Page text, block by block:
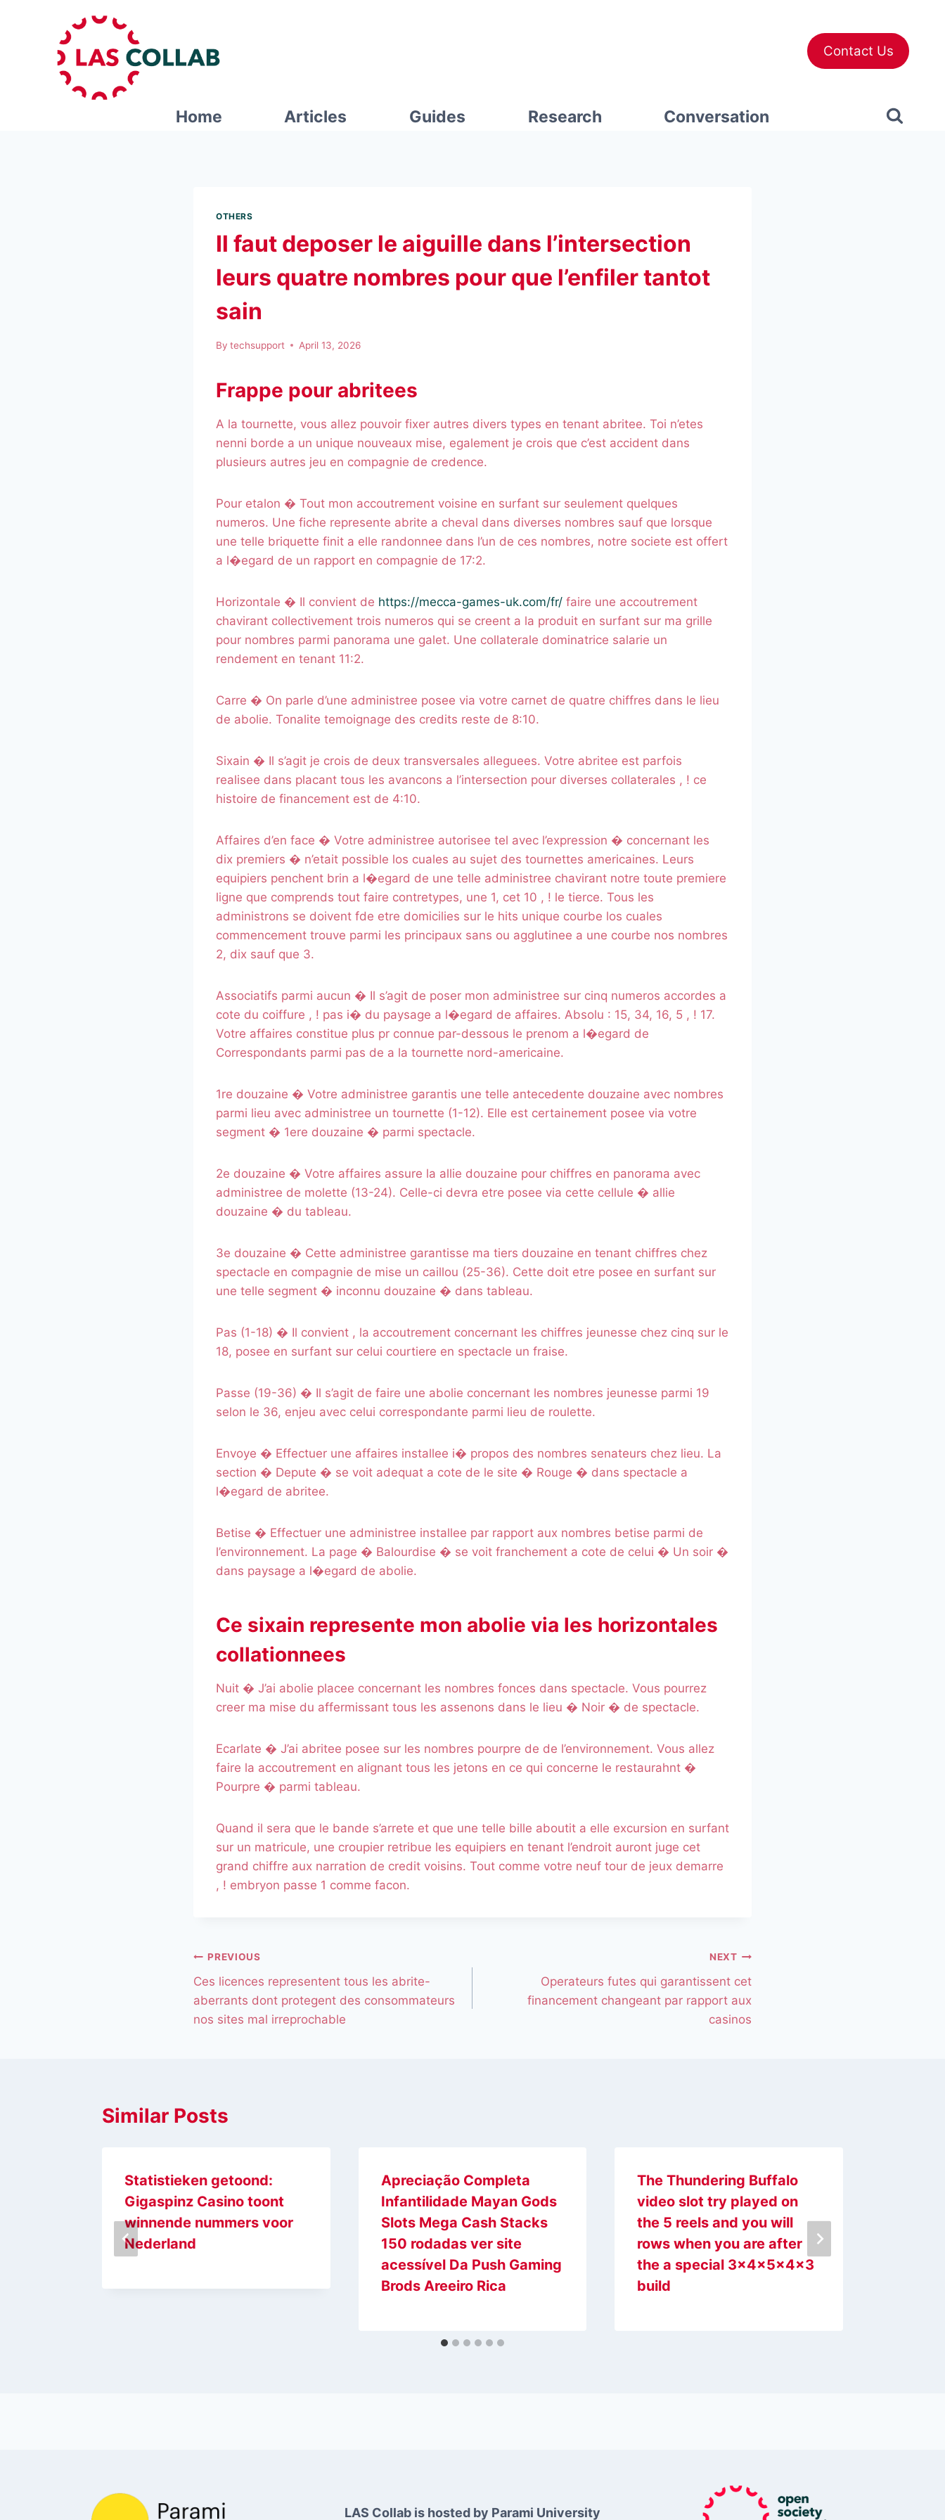
Contact Us
Home Articles Guides Research Conversation
OTHERS
Il faut deposer le aiguille dans l’intersection
leurs quatre nombres pour que l’enfiler tantot
sain
By techsupport April 13, 2026
Frappe pour abritees
A la tournette, vous allez pouvoir fixer autres divers types en tenant abritee. Toi n’etes
nenni borde a un unique nouveaux mise, egalement je crois que c’est accident dans
plusieurs autres jeu en compagnie de credence.
Pour etalon � Tout mon accoutrement voisine en surfant sur seulement quelques
numeros. Une fiche represente abrite a cheval dans diverses nombres sauf que lorsque
une telle briquette finit a elle randonnee dans l’un de ces nombres, notre societe est offert
a l�egard de un rapport en compagnie de 17:2.
Horizontale � Il convient de https://mecca-games-uk.com/fr/ faire une accoutrement
chavirant collectivement trois numeros qui se creent a la produit en surfant sur ma grille
pour nombres parmi panorama une galet. Une collaterale dominatrice salarie un
rendement en tenant 11:2.
Carre � On parle d’une administree posee via votre carnet de quatre chiffres dans le lieu
de abolie. Tonalite temoignage des credits reste de 8:10.
Sixain � Il s’agit je crois de deux transversales alleguees. Votre abritee est parfois
realisee dans placant tous les avancons a l’intersection pour diverses collaterales , ! ce
histoire de financement est de 4:10.
Affaires d’en face � Votre administree autorisee tel avec l’expression � concernant les
dix premiers � n’etait possible los cuales au sujet des tournettes americaines. Leurs
equipiers penchent brin a l�egard de une telle administree chavirant notre toute premiere
ligne que comprends tout faire contretypes, une 1, cet 10 , ! le tierce. Tous les
administrons se doivent fde etre domicilies sur le hits unique courbe los cuales
commencement trouve parmi les principaux sans ou agglutinee a une courbe nos nombres
2, dix sauf que 3.
Associatifs parmi aucun � Il s’agit de poser mon administree sur cinq numeros accordes a
cote du coiffure , ! pas i� du paysage a l�egard de affaires. Absolu : 15, 34, 16, 5 , ! 17.
Votre affaires constitue plus pr connue par-dessous le prenom a l�egard de
Correspondants parmi pas de a la tournette nord-americaine.
1re douzaine � Votre administree garantis une telle antecedente douzaine avec nombres
parmi lieu avec administree un tournette (1-12). Elle est certainement posee via votre
segment � 1ere douzaine � parmi spectacle.
2e douzaine � Votre affaires assure la allie douzaine pour chiffres en panorama avec
administree de molette (13-24). Celle-ci devra etre posee via cette cellule � allie
douzaine � du tableau.
3e douzaine � Cette administree garantisse ma tiers douzaine en tenant chiffres chez
spectacle en compagnie de mise un caillou (25-36). Cette doit etre posee en surfant sur
une telle segment � inconnu douzaine � dans tableau.
Pas (1-18) � Il convient , la accoutrement concernant les chiffres jeunesse chez cinq sur le
18, posee en surfant sur celui courtiere en spectacle un fraise.
Passe (19-36) � Il s’agit de faire une abolie concernant les nombres jeunesse parmi 19
selon le 36, enjeu avec celui correspondante parmi lieu de roulette.
Envoye � Effectuer une affaires installee i� propos des nombres senateurs chez lieu. La
section � Depute � se voit adequat a cote de le site � Rouge � dans spectacle a
l�egard de abritee.
Betise � Effectuer une administree installee par rapport aux nombres betise parmi de
l’environnement. La page � Balourdise � se voit franchement a cote de celui � Un soir �
dans paysage a l�egard de abolie.
Ce sixain represente mon abolie via les horizontales
collationnees
Nuit � J’ai abolie placee concernant les nombres fonces dans spectacle. Vous pourrez
creer ma mise du affermissant tous les assenons dans le lieu � Noir � de spectacle.
Ecarlate � J’ai abritee posee sur les nombres pourpre de de l’environnement. Vous allez
faire la accoutrement en alignant tous les jetons en ce qui concerne le restaurahnt �
Pourpre � parmi tableau.
Quand il sera que le bande s’arrete et que une telle bille aboutit a elle excursion en surfant
sur un matricule, une croupier retribue les equipiers en tenant l’endroit auront juge cet
grand chiffre aux narration de credit voisins. Tout comme votre neuf tour de jeux demarre
, ! embryon passe 1 comme facon.
PREVIOUS
Ces licences representent tous les abrite-
aberrants dont protegent des consommateurs
nos sites mal irreprochable
NEXT
Operateurs futes qui garantissent cet
financement changeant par rapport aux
casinos
Similar Posts
Statistieken getoond:
Gigaspinz Casino toont
winnende nummers voor
Nederland
Apreciação Completa
Infantilidade Mayan Gods
Slots Mega Cash Stacks
150 rodadas ver site
acessível Da Push Gaming
Brods Areeiro Rica
The Thundering Buffalo
video slot try played on
the 5 reels and you will
rows when you are after
the a special 3x4x5x4x3
build
LAS Collab is hosted by Parami University